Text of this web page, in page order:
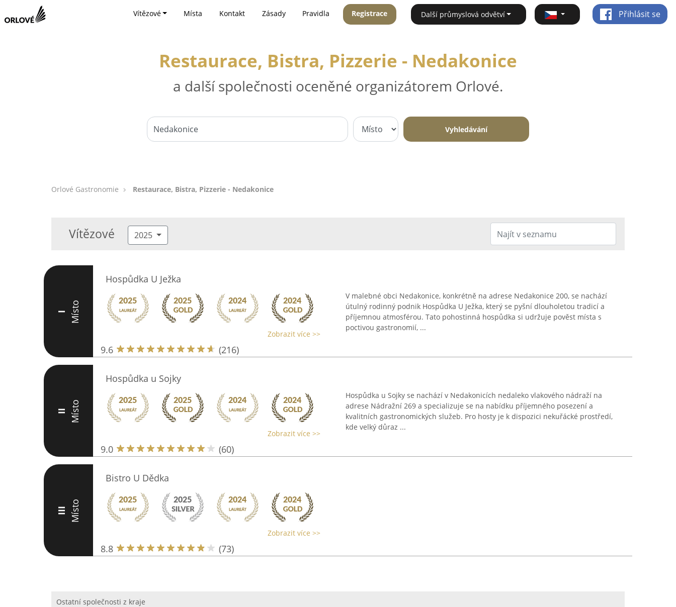
Vítězové Místa Kontakt Zásady Pravidla Registrace Další průmyslová odvětví Přihlásit se
Restaurace, Bistra, Pizzerie - Nedakonice
a další společnosti oceněné organizátorem Orlové.
Vyhledávání
Orlové Gastronomie Restaurace, Bistra, Pizzerie - Nedakonice
Vítězové 2025
I Místo
Hospůdka U Ježka
Zobrazit více >>
9.6 (216)
V malebné obci Nedakonice, konkrétně na adrese Nedakonice 200, se nachází
útulný rodinný podnik Hospůdka U Ježka, který se pyšní dlouholetou tradicí a
příjemnou atmosférou. Tato pohostinná hospůdka si udržuje pověst místa s
poctivou gastronomií, ...
II Místo
Hospůdka u Sojky
Zobrazit více >>
9.0 (60)
Hospůdka u Sojky se nachází v Nedakonicích nedaleko vlakového nádraží na
adrese Nádražní 269 a specializuje se na nabídku příjemného posezení a
kvalitních gastronomických služeb. Pro hosty je k dispozici nekuřácké prostředí,
kde velký důraz ...
III Místo
Bistro U Dědka
Zobrazit více >>
8.8 (73)
Ostatní společnosti z kraje